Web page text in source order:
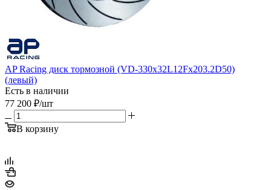
AP Racing диск тормозной (VD-330x32L12Fx203.2D50)
(левый)
Есть в наличии
77 200 ₽/шт
В корзину